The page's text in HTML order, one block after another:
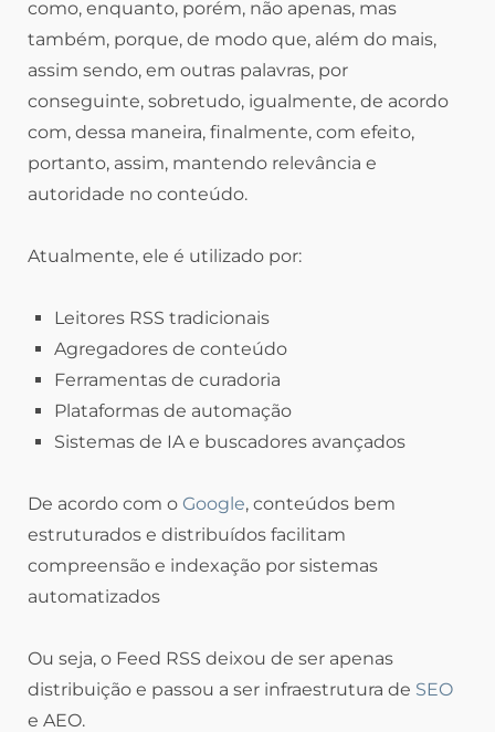
como, enquanto, porém, não apenas, mas
também, porque, de modo que, além do mais,
assim sendo, em outras palavras, por
conseguinte, sobretudo, igualmente, de acordo
com, dessa maneira, finalmente, com efeito,
portanto, assim, mantendo relevância e
autoridade no conteúdo.
Atualmente, ele é utilizado por:
Leitores RSS tradicionais
Agregadores de conteúdo
Ferramentas de curadoria
Plataformas de automação
Sistemas de IA e buscadores avançados
De acordo com o Google, conteúdos bem
estruturados e distribuídos facilitam
compreensão e indexação por sistemas
automatizados
Ou seja, o Feed RSS deixou de ser apenas
distribuição e passou a ser infraestrutura de SEO
e AEO.